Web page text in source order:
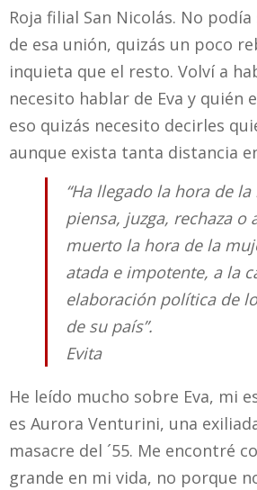
Roja filial San Nicolás. No
de esa unión, quizás un poco
inquieta que el resto. Volví a
necesito hablar de Eva y quién
eso quizás necesito decirles
aunque exista tanta distancia
“Ha llegado la hora de
piensa, juzga, rechaza o
muerto la hora de la
atada e impotente, a la
elaboración política de
de su país”.
Evita
He leído mucho sobre Eva, mi
es Aurora Venturini, una
masacre del ´55. Me encontré
grande en mi vida, no porque